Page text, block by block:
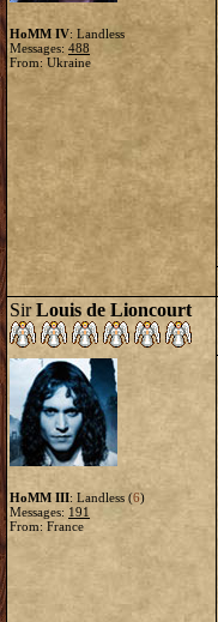
HoMM IV: Landless
Messages: 488
From: Ukraine
SirLouis de Lioncourt
HoMM III: Landless (6)
Messages: 191
From: France